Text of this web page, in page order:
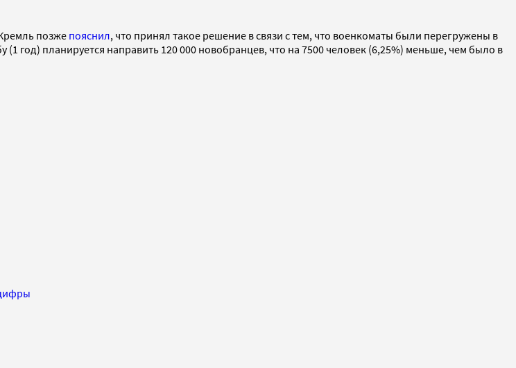
позжепояснил, что принял такое решение в связи с тем, что военкоматы были перегружены в
год) планируется направить 120 000 новобранцев, что на 7500 человек (6,25%) меньше, чем было в